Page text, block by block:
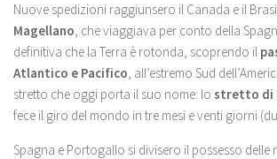
Nuove spedizioni raggiunsero il Canada e il
Magellano, che viaggiava per conto della
definitiva che la Terra è rotonda, scoprendo il
Atlantico e Pacifico, all’estremo Sud
stretto che oggi porta il suo nome: lo stretto di
fece il giro del mondo in tre mesi e venti giorni
Spagna e Portogallo si divisero il possesso delle